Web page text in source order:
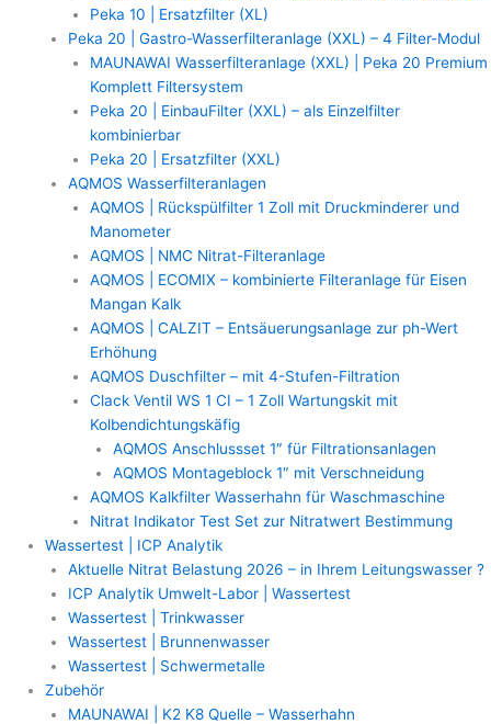
Peka 10 | Ersatzfilter (XL)
Peka 20 | Gastro-Wasserfilteranlage (XXL) – 4 Filter-Modul
MAUNAWAI Wasserfilteranlage (XXL) | Peka 20 Premium
Komplett Filtersystem
Peka 20 | EinbauFilter (XXL) – als Einzelfilter
kombinierbar
Peka 20 | Ersatzfilter (XXL)
AQMOS Wasserfilteranlagen
AQMOS | Rückspülfilter 1 Zoll mit Druckminderer und
Manometer
AQMOS | NMC Nitrat-Filteranlage
AQMOS | ECOMIX – kombinierte Filteranlage für Eisen
Mangan Kalk
AQMOS | CALZIT – Entsäuerungsanlage zur ph-Wert
Erhöhung
AQMOS Duschfilter – mit 4-Stufen-Filtration
Clack Ventil WS 1 CI – 1 Zoll Wartungskit mit
Kolbendichtungskäfig
AQMOS Anschlussset 1″ für Filtrationsanlagen
AQMOS Montageblock 1″ mit Verschneidung
AQMOS Kalkfilter Wasserhahn für Waschmaschine
Nitrat Indikator Test Set zur Nitratwert Bestimmung
Wassertest | ICP Analytik
Aktuelle Nitrat Belastung 2026 – in Ihrem Leitungswasser ?
ICP Analytik Umwelt-Labor | Wassertest
Wassertest | Trinkwasser
Wassertest | Brunnenwasser
Wassertest | Schwermetalle
Zubehör
MAUNAWAI | K2 K8 Quelle – Wasserhahn